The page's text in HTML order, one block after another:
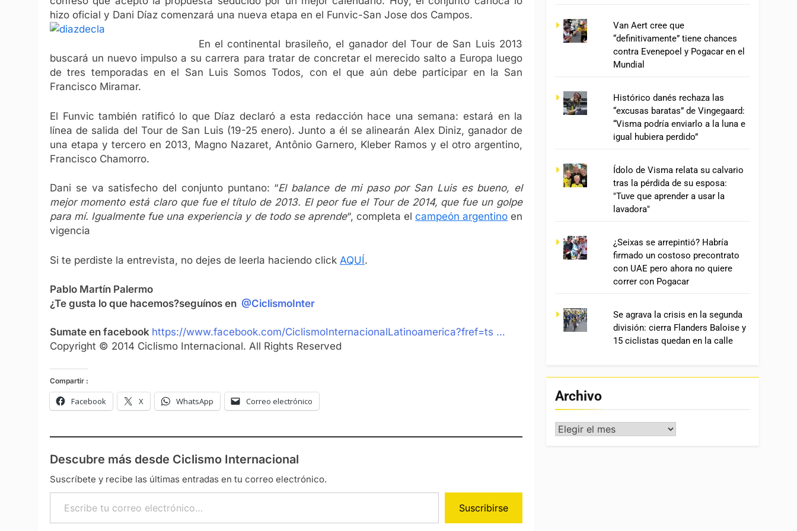
hizo oficial y Dani Díaz comenzará una nueva etapa en el Funvic-San Jose dos Campos.
En el continental brasileño, el ganador del Tour de San Luis 2013
buscará un nuevo impulso a su carrera para tratar de concretar el merecido salto a Europa luego
de tres temporadas en el San Luis Somos Todos, con el que aún debe participar en la San
Francisco Miramar.
El Funvic también ratificó lo que Díaz declaró a esta redacción hace una semana: estará en la
línea de salida del Tour de San Luis (19-25 enero). Junto a él se alinearán Alex Diniz, ganador de
una etapa y tercero en 2013, Magno Nazaret, Antônio Garnero, Kleber Ramos y el otro argentino,
Francisco Chamorro.
Dani se va satisfecho del conjunto puntano: “El balance de mi paso por San Luis es bueno, el
mejor momento está claro que fue el título de 2013. El peor fue el Tour de 2014, que fue un golpe
para mí. Igualmente fue una experiencia y de todo se aprende“, completa elcampeón argentino en
vigencia
Si te perdiste la entrevista, no dejes de leerla haciendo click AQUÍ.
Pablo Martín Palermo
¿Te gusta lo que hacemos?seguínos en @CiclismoInter
Sumate en facebook https://www.facebook.com/CiclismoInternacionalLatinoamerica?fref=ts …
Copyright © 2014 Ciclismo Internacional. All Rights Reserved
Compartir :
Facebook X WhatsApp Correo electrónico
Descubre más desde Ciclismo Internacional
Suscríbete y recibe las últimas entradas en tu correo electrónico.
Escribe tu correo electrónico…
Suscribirse
Van Aert cree que
“definitivamente” tiene chances
contra Evenepoel y Pogacar en el
Mundial
Histórico danés rechaza las
“excusas baratas” de Vingegaard:
“Visma podría enviarlo a la luna e
igual hubiera perdido”
Ídolo de Visma relata su calvario
tras la pérdida de su esposa:
"Tuve que aprender a usar la
lavadora"
¿Seixas se arrepintió? Habría
firmado un costoso precontrato
con UAE pero ahora no quiere
correr con Pogacar
Se agrava la crisis en la segunda
división: cierra Flanders Baloise y
15 ciclistas quedan en la calle
Archivo
Archivo